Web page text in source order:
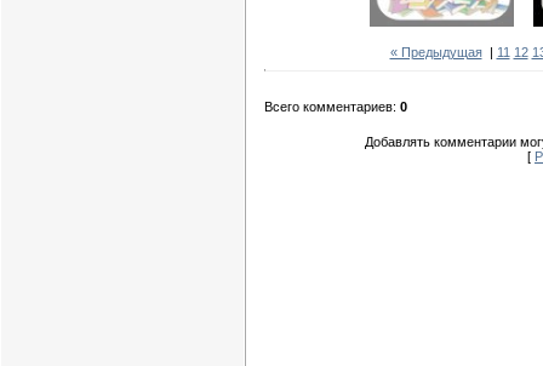
« Предыдущая| 11 12
Всего комментариев: 0
Добавлять комментарии
[